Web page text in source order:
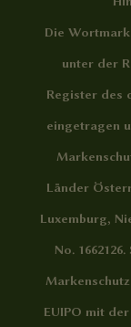
Die
unter der
Register des
eingetragen
Länder
Luxemburg,
No.
EUIPO mit